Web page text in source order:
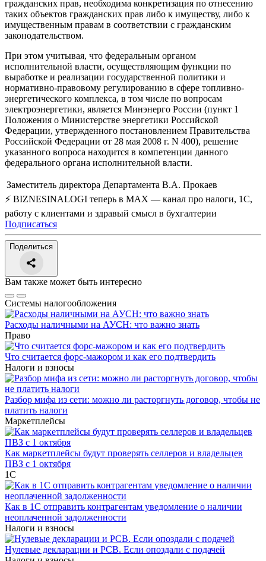
гражданских прав, необходима конкретизация по отнесению
таких объектов гражданских прав либо к имуществу, либо к
имущественным правам в соответствии с гражданским
законодательством.
При этом учитывая, что федеральным органом
исполнительной власти, осуществляющим функции по
выработке и реализации государственной политики и
нормативно-правовому регулированию в сфере топливно-
энергетического комплекса, в том числе по вопросам
электроэнергетики, является Минэнерго России (пункт 1
Положения о Министерстве энергетики Российской
Федерации, утвержденного постановлением Правительства
Российской Федерации от 28 мая 2008 г. N 400), решение
указанного вопроса находится в компетенции данного
федерального органа исполнительной власти.
Заместитель директора Департамента В.А. Прокаев
⚡ BIZNESINALOGI теперь в MAX — канал про налоги, 1С,
работу с клиентами и здравый смысл в бухгалтерии
Подписаться
Поделиться
Вам также может быть интересно
Системы налогообложения
Расходы наличными на АУСН: что важно знать
Право
Что считается форс-мажором и как его подтвердить
Налоги и взносы
Разбор мифа из сети: можно ли расторгнуть договор, чтобы не
платить налоги
Маркетплейсы
Как маркетплейсы будут проверять селлеров и владельцев
ПВЗ с 1 октября
1С
Как в 1С отправить контрагентам уведомление о наличии
неоплаченной задолженности
Налоги и взносы
Нулевые декларации и РСВ. Если опоздали с подачей